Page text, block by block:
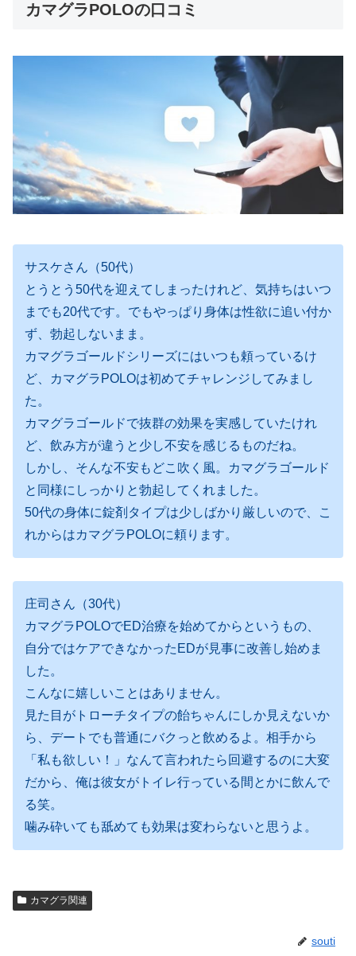
カマグラPOLOの口コミ
サスケさん（50代）
とうとう50代を迎えてしまったけれど、気持ちはいつ
までも20代です。でもやっぱり身体は性欲に追い付か
ず、勃起しないまま。
カマグラゴールドシリーズにはいつも頼っているけ
ど、カマグラPOLOは初めてチャレンジしてみまし
た。
カマグラゴールドで抜群の効果を実感していたけれ
ど、飲み方が違うと少し不安を感じるものだね。
しかし、そんな不安もどこ吹く風。カマグラゴールド
と同様にしっかりと勃起してくれました。
50代の身体に錠剤タイプは少しばかり厳しいので、こ
れからはカマグラPOLOに頼ります。
庄司さん（30代）
カマグラPOLOでED治療を始めてからというもの、
自分ではケアできなかったEDが見事に改善し始めま
した。
こんなに嬉しいことはありません。
見た目がトローチタイプの飴ちゃんにしか見えないか
ら、デートでも普通にバクっと飲めるよ。相手から
「私も欲しい！」なんて言われたら回避するのに大変
だから、俺は彼女がトイレ行っている間とかに飲んで
る笑。
噛み砕いても舐めても効果は変わらないと思うよ。
カマグラ関連
souti